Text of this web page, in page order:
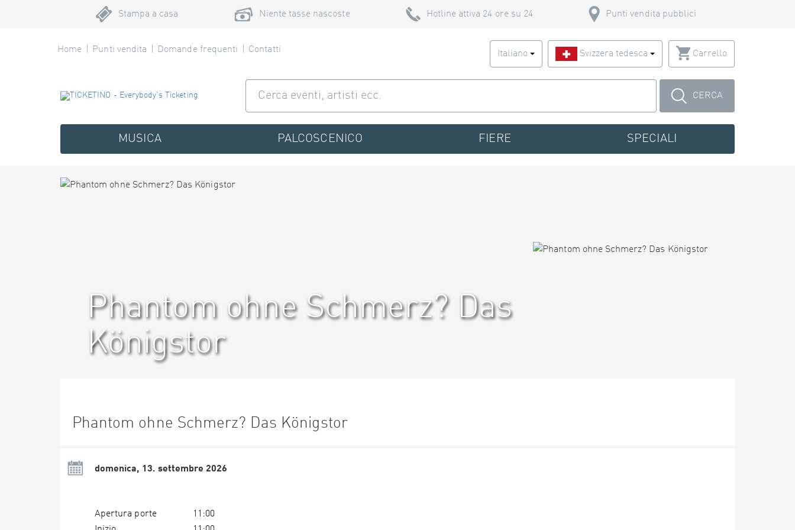
Stampa a casa Niente tasse nascoste Hotline attiva 24 ore su 24 Punti vendita pubblici
Home Punti vendita Domande frequenti Contatti Italiano Svizzera tedesca Carrello
CERCA
MUSICA PALCOSCENICO FIERE SPECIALI
Phantom ohne Schmerz? Das
Königstor
Phantom ohne Schmerz? Das Königstor
domenica, 13. settembre 2026
Apertura porte
11:00